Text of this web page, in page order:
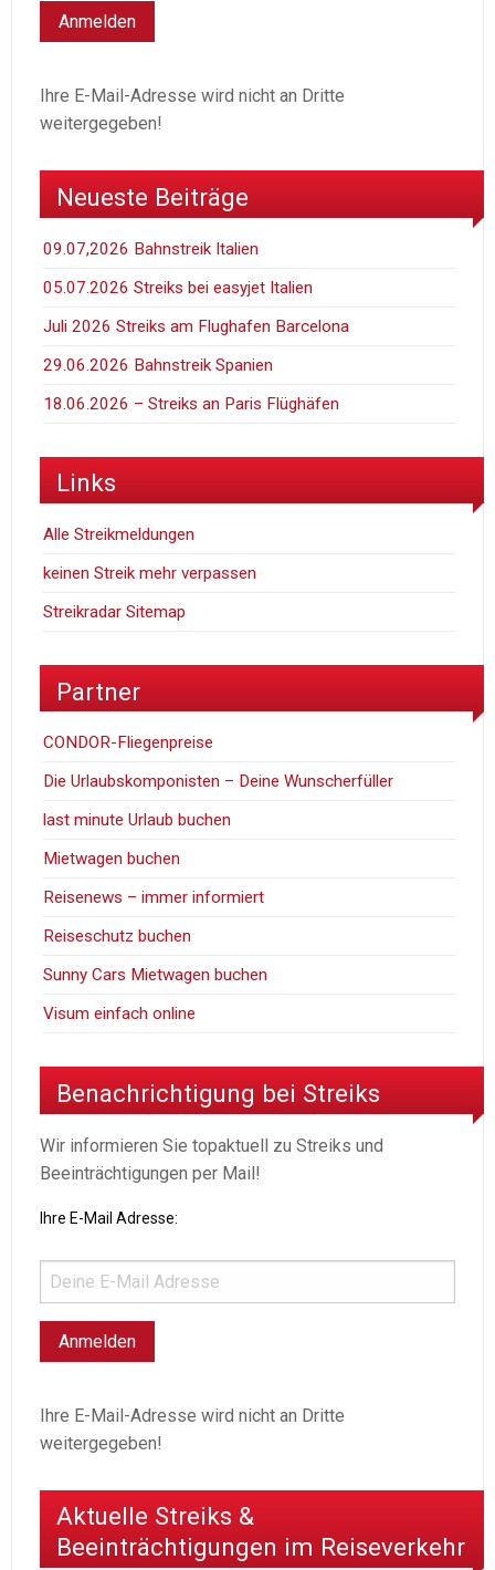
Ihre E-Mail-Adresse wird nicht an Dritte
weitergegeben!
Neueste Beiträge
09.07,2026 Bahnstreik Italien
05.07.2026 Streiks bei easyjet Italien
Juli 2026 Streiks am Flughafen Barcelona
29.06.2026 Bahnstreik Spanien
18.06.2026 – Streiks an Paris Flüghäfen
Links
Alle Streikmeldungen
keinen Streik mehr verpassen
Streikradar Sitemap
Partner
CONDOR-Fliegenpreise
Die Urlaubskomponisten – Deine Wunscherfüller
last minute Urlaub buchen
Mietwagen buchen
Reisenews – immer informiert
Reiseschutz buchen
Sunny Cars Mietwagen buchen
Visum einfach online
Benachrichtigung bei Streiks
Wir informieren Sie topaktuell zu Streiks und
Beeinträchtigungen per Mail!
Ihre E-Mail Adresse:
Ihre E-Mail-Adresse wird nicht an Dritte
weitergegeben!
Aktuelle Streiks &
Beeinträchtigungen im Reiseverkehr